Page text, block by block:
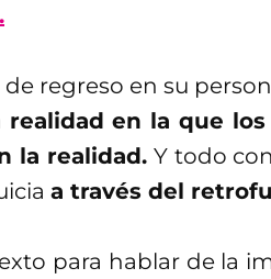
de regreso en su
realidad en la que
la realidad.Y todo
a través del
para hablar de la